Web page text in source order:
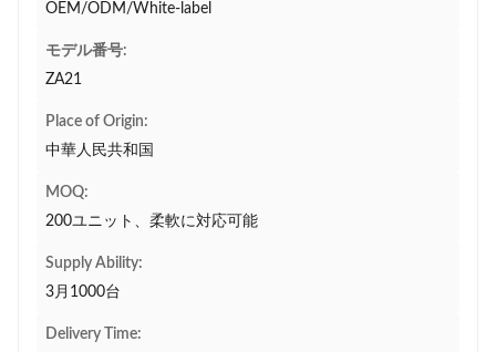
OEM/ODM/White-label
モデル番号:
ZA21
Place of Origin:
中華人民共和国
MOQ:
200ユニット、柔軟に対応可能
Supply Ability:
3月1000台
Delivery Time: